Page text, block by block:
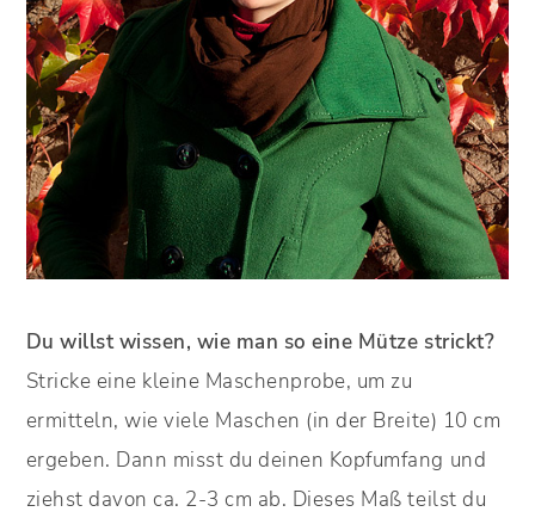
Du willst wissen, wie man so eine Mütze strickt?
Stricke eine kleine Maschenprobe, um zu
ermitteln, wie viele Maschen (in der Breite) 10 cm
ergeben. Dann misst du deinen Kopfumfang und
ziehst davon ca. 2-3 cm ab. Dieses Maß teilst du